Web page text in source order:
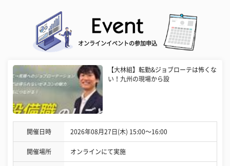
オンラインイベントの参加申込
【大林組】転勤&ジョブローテは怖くな
い！九州の現場から設
開催日時 2026年08月27日(木) 15:00〜16:00
開催場所 オンラインにて実施